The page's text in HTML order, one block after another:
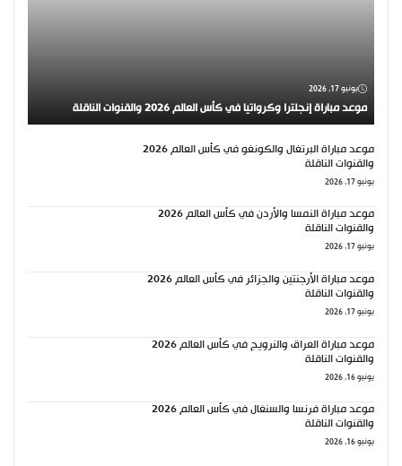
يونيو 17, 2026
موعد مباراة إنجلترا وكرواتيا في كأس العالم 2026 والقنوات الناقلة
موعد مباراة البرتغال والكونغو في كأس العالم 2026
والقنوات الناقلة
يونيو 17, 2026
موعد مباراة النمسا والأردن في كأس العالم 2026
والقنوات الناقلة
يونيو 17, 2026
موعد مباراة الأرجنتين والجزائر في كأس العالم 2026
والقنوات الناقلة
يونيو 17, 2026
موعد مباراة العراق والنرويج في كأس العالم 2026
والقنوات الناقلة
يونيو 16, 2026
موعد مباراة فرنسا والسنغال في كأس العالم 2026
والقنوات الناقلة
يونيو 16, 2026